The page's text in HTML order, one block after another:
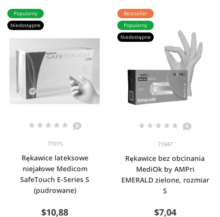
Popularny
Niedostępne
0
71015
Rękawice lateksowe
niejałowe Medicom
SafeTouch E-Series S
(pudrowane)
$10,88
Bestseller
Popularny
Niedostępne
0
71047
Rękawice bez obcinania
MediOk by AMPri
EMERALD zielone, rozmiar
S
$7,04